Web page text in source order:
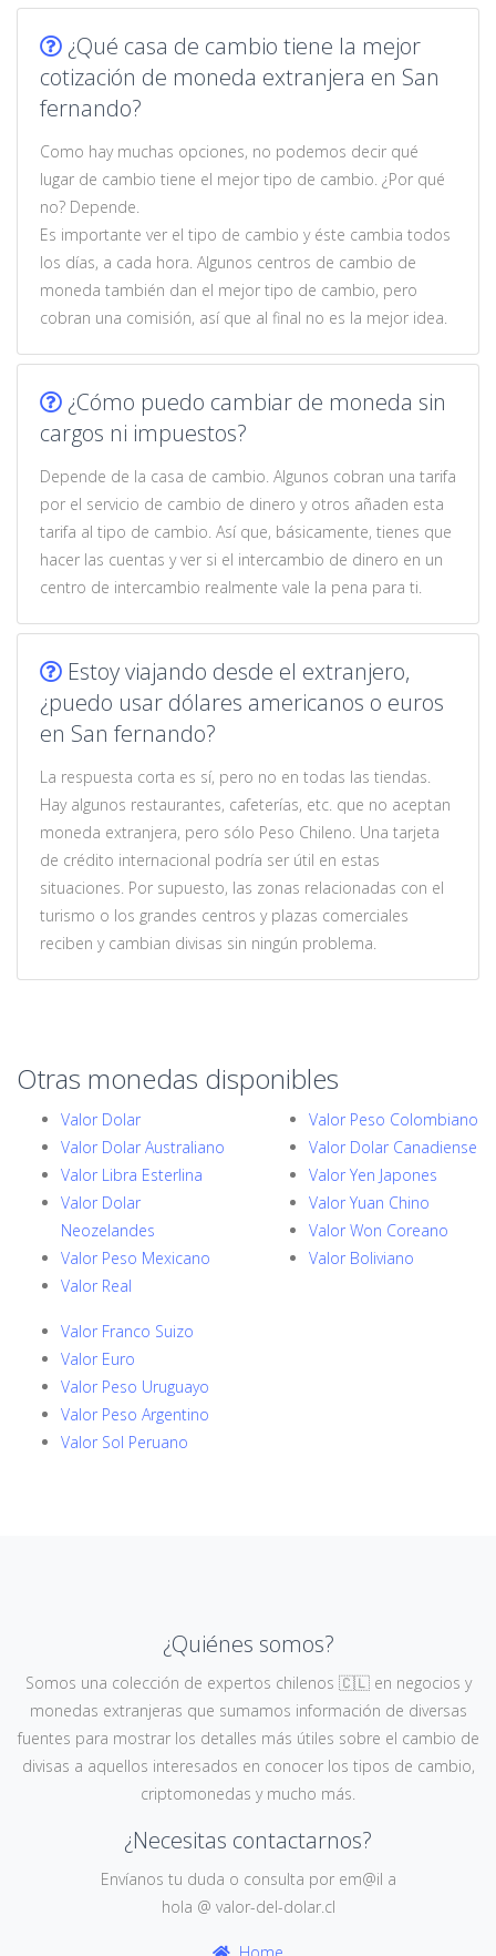
¿Qué casa de cambio tiene la mejor
cotización de moneda extranjera en San
fernando?
Como hay muchas opciones, no podemos decir qué
lugar de cambio tiene el mejor tipo de cambio. ¿Por qué
no? Depende.
Es importante ver el tipo de cambio y éste cambia todos
los días, a cada hora. Algunos centros de cambio de
moneda también dan el mejor tipo de cambio, pero
cobran una comisión, así que al final no es la mejor idea.
¿Cómo puedo cambiar de moneda sin
cargos ni impuestos?
Depende de la casa de cambio. Algunos cobran una tarifa
por el servicio de cambio de dinero y otros añaden esta
tarifa al tipo de cambio. Así que, básicamente, tienes que
hacer las cuentas y ver si el intercambio de dinero en un
centro de intercambio realmente vale la pena para ti.
Estoy viajando desde el extranjero,
¿puedo usar dólares americanos o euros
en San fernando?
La respuesta corta es sí, pero no en todas las tiendas.
Hay algunos restaurantes, cafeterías, etc. que no aceptan
moneda extranjera, pero sólo Peso Chileno. Una tarjeta
de crédito internacional podría ser útil en estas
situaciones. Por supuesto, las zonas relacionadas con el
turismo o los grandes centros y plazas comerciales
reciben y cambian divisas sin ningún problema.
Otras monedas disponibles
Valor Dolar
Valor Dolar Australiano
Valor Libra Esterlina
Valor Dolar
Neozelandes
Valor Peso Mexicano
Valor Real
Valor Peso Colombiano
Valor Dolar Canadiense
Valor Yen Japones
Valor Yuan Chino
Valor Won Coreano
Valor Boliviano
Valor Franco Suizo
Valor Euro
Valor Peso Uruguayo
Valor Peso Argentino
Valor Sol Peruano
¿Quiénes somos?
Somos una colección de expertos chilenos 🇨🇱 en negocios y
monedas extranjeras que sumamos información de diversas
fuentes para mostrar los detalles más útiles sobre el cambio de
divisas a aquellos interesados en conocer los tipos de cambio,
criptomonedas y mucho más.
¿Necesitas contactarnos?
Envíanos tu duda o consulta por em@il a
hola @ valor-del-dolar.cl